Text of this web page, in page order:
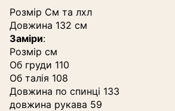
Розмір См та лхл
Довжина 132 см
Заміри:
Розмір см
Об груди 110
Об талія 108
Довжина по спинці 133
довжина рукава 59